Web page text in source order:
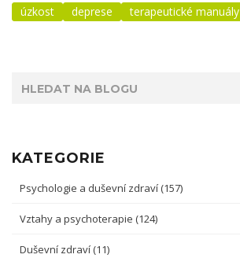
úzkost
deprese terapeutické manuály
KATEGORIE
Psychologie a duševní zdraví (157)
Vztahy a psychoterapie (124)
Duševní zdraví (11)